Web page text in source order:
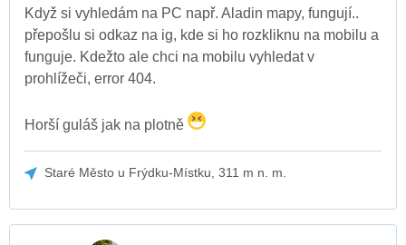
Když si vyhledám na PC např. Aladin mapy, fungují..
přepošlu si odkaz na ig, kde si ho rozkliknu na mobilu a
funguje. Kdežto ale chci na mobilu vyhledat v
prohlížeči, error 404.
Horší guláš jak na plotně
Staré Město u Frýdku-Místku, 311 m n. m.